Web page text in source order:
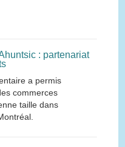
: partenariat
a permis
commerces
taille dans